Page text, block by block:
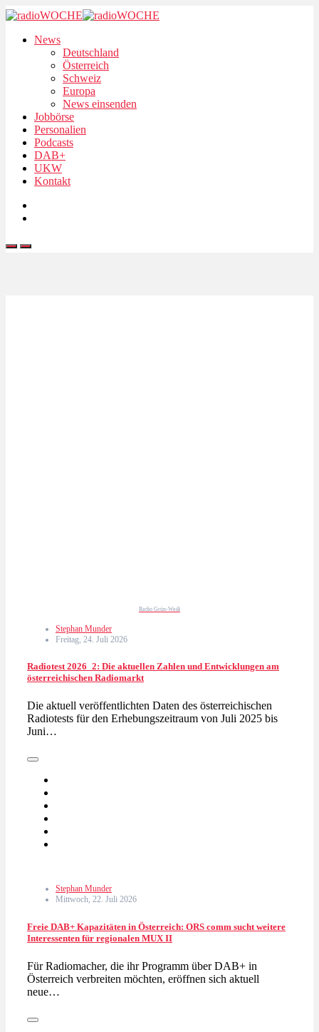
News
Deutschland
Österreich
Schweiz
Europa
News einsenden
Jobbörse
Personalien
Podcasts
DAB+
UKW
Kontakt
Radio Grün-Weiß
Stephan Munder
Freitag, 24. Juli 2026
Radiotest 2026_2: Die aktuellen Zahlen und Entwicklungen am
österreichischen Radiomarkt
Die aktuell veröffentlichten Daten des österreichischen
Radiotests für den Erhebungszeitraum von Juli 2025 bis
Juni…
Stephan Munder
Mittwoch, 22. Juli 2026
Freie DAB+ Kapazitäten in Österreich: ORS comm sucht weitere
Interessenten für regionalen MUX II
Für Radiomacher, die ihr Programm über DAB+ in
Österreich verbreiten möchten, eröffnen sich aktuell
neue…